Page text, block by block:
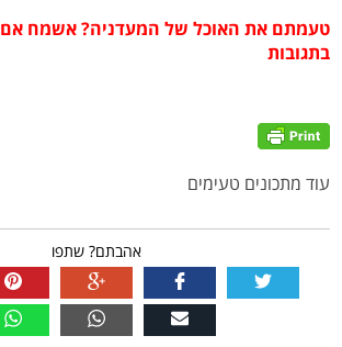
טעמתם את האוכל של המעדניה? אשמח אם
בתגובות
עוד מתכונים טעימים
אהבתם? שתפו